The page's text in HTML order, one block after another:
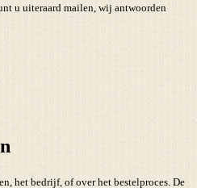
u uiteraard mailen, wij antwoorden
het bedrijf, of over het bestelproces. De